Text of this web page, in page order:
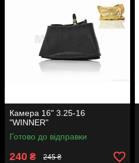
Камера 16" 3.25-16
"WINNER"
Готово до відправки
240 ₴ 245 ₴